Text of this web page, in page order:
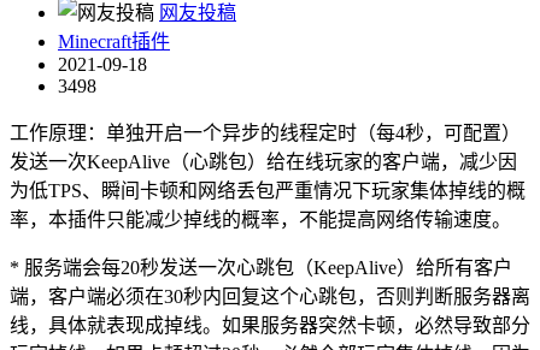
网友投稿
Minecraft插件
2021-09-18
3498
工作原理：单独开启一个异步的线程定时（每4秒，可配置）
发送一次KeepAlive（心跳包）给在线玩家的客户端，减少因
为低TPS、瞬间卡顿和网络丢包严重情况下玩家集体掉线的概
率，本插件只能减少掉线的概率，不能提高网络传输速度。
* 服务端会每20秒发送一次心跳包（KeepAlive）给所有客户
端，客户端必须在30秒内回复这个心跳包，否则判断服务器离
线，具体就表现成掉线。如果服务器突然卡顿，必然导致部分